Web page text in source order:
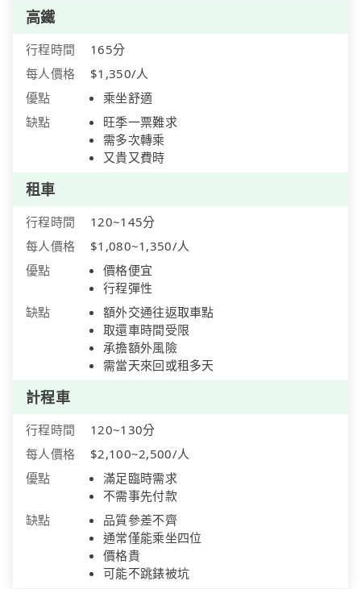
高鐵
行程時間
165分
每人價格
$1,350/人
優點
乘坐舒適
缺點
旺季一票難求
需多次轉乘
又貴又費時
租車
行程時間
120~145分
每人價格
$1,080~1,350/人
優點
價格便宜
行程彈性
缺點
額外交通往返取車點
取還車時間受限
承擔額外風險
需當天來回或租多天
計程車
行程時間
120~130分
每人價格
$2,100~2,500/人
優點
滿足臨時需求
不需事先付款
缺點
品質參差不齊
通常僅能乘坐四位
價格貴
可能不跳錶被坑